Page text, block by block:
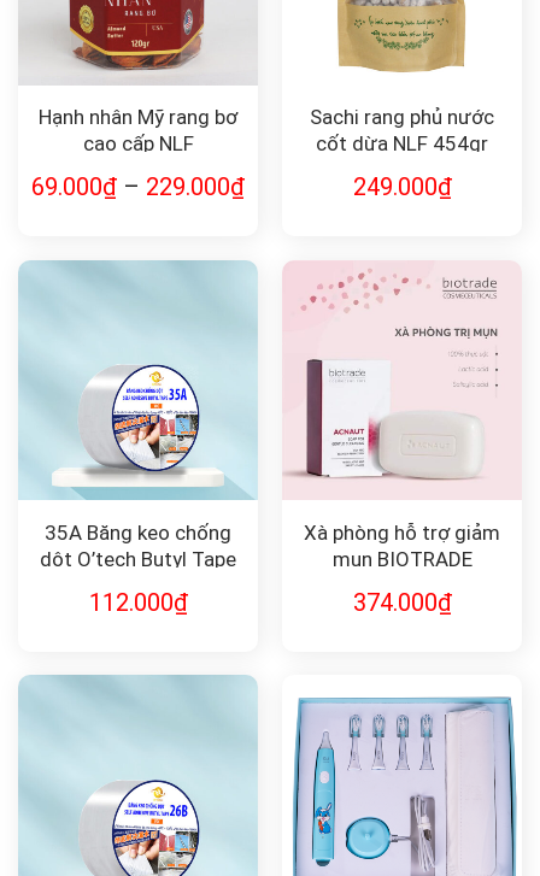
Hạnh nhân Mỹ rang bơ
cao cấp NLF
69.000₫ – 229.000₫
Sachi rang phủ nước
cốt dừa NLF 454gr
249.000₫
35A Băng keo chống
dột O’tech Butyl Tape
112.000₫
Xà phòng hỗ trợ giảm
mụn BIOTRADE
374.000₫